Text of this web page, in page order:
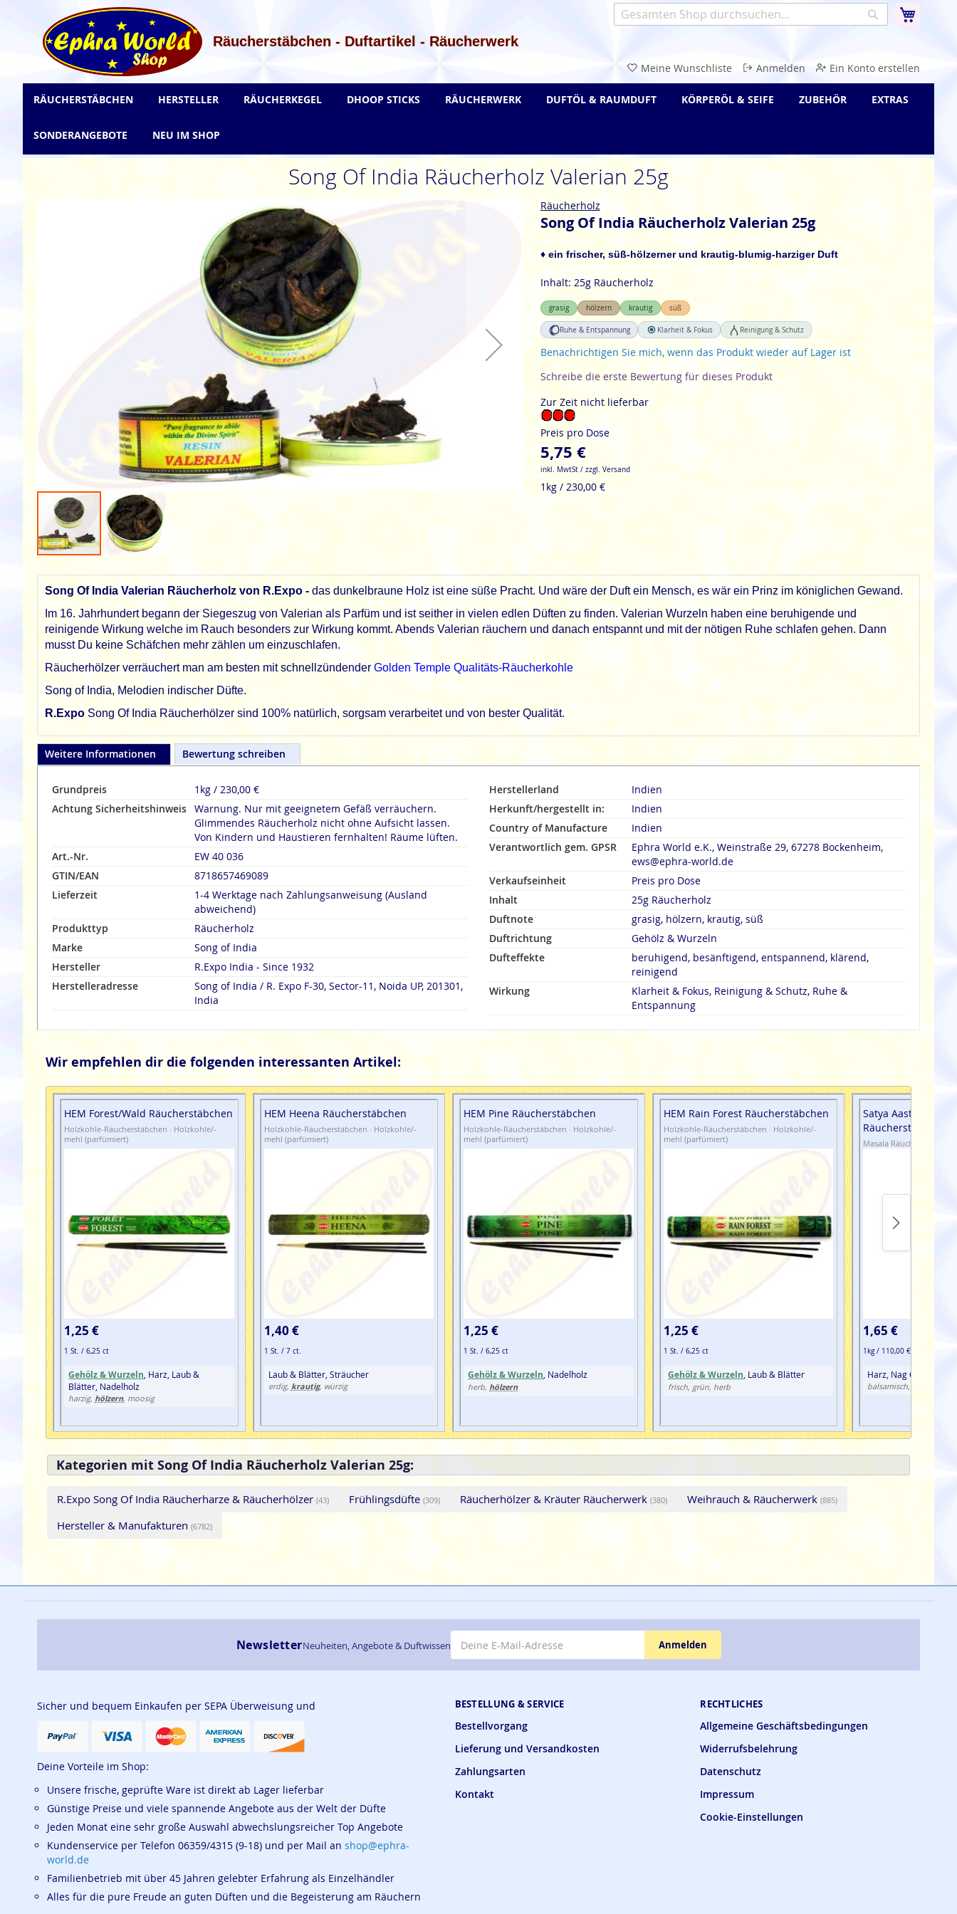
Suche
Räucherstäbchen - Duftartikel - Räucherwerk
Meine Wunschliste Anmelden Ein Konto erstellen
Inhalt
springen
Song Of India Räucherholz Valerian 25g
Anfang
der
Bildgalerie
springen
Räucherholz
Song Of India Räucherholz Valerian 25g
♦ ein frischer, süß-hölzerner und krautig-blumig-harziger Duft
Inhalt: 25g Räucherholz
grasig hölzern krautig süß
Ruhe & Entspannung Klarheit & Fokus Reinigung & Schutz
Benachrichtigen Sie mich, wenn das Produkt wieder auf Lager ist
Schreibe die erste Bewertung für dieses Produkt
Zur Zeit nicht lieferbar
Preis pro Dose
5,75 €
inkl. MwtSt / zzgl. Versand
1kg / 230,00 €
Song Of India Valerian Räucherholz von R.Expo - das dunkelbraune Holz ist eine süße Pracht. Und wäre der Duft ein Mensch, es wär ein Prinz im königlichen Gewand.
Im 16. Jahrhundert begann der Siegeszug von Valerian als Parfüm und ist seither in vielen edlen Düften zu finden. Valerian Wurzeln haben eine beruhigende und
reinigende Wirkung welche im Rauch besonders zur Wirkung kommt. Abends Valerian räuchern und danach entspannt und mit der nötigen Ruhe schlafen gehen. Dann
musst Du keine Schäfchen mehr zählen um einzuschlafen.
Räucherhölzer verräuchert man am besten mit schnellzündender Golden Temple Qualitäts-Räucherkohle
Song of India, Melodien indischer Düfte.
R.Expo Song Of India Räucherhölzer sind 100% natürlich, sorgsam verarbeitet und von bester Qualität.
Weitere Informationen
Grundpreis
1kg / 230,00 €
Achtung Sicherheitshinweis Warnung. Nur mit geeignetem Gefäß verräuchern.
Glimmendes Räucherholz nicht ohne Aufsicht lassen.
Von Kindern und Haustieren fernhalten! Räume lüften.
Art.-Nr.
EW 40 036
GTIN/EAN
8718657469089
Lieferzeit
1-4 Werktage nach Zahlungsanweisung (Ausland
abweichend)
Produkttyp
Räucherholz
Marke
Song of India
Hersteller
R.Expo India - Since 1932
Herstelleradresse
Song of India / R. Expo F-30, Sector-11, Noida UP, 201301,
India
Herstellerland
Indien
Herkunft/hergestellt in:
Indien
Country of Manufacture
Indien
Verantwortlich gem. GPSR
Ephra World e.K., Weinstraße 29, 67278 Bockenheim,
ews@ephra-world.de
Verkaufseinheit
Preis pro Dose
Inhalt
25g Räucherholz
Duftnote
grasig, hölzern, krautig, süß
Duftrichtung
Gehölz & Wurzeln
Dufteffekte
beruhigend, besänftigend, entspannend, klärend,
reinigend
Wirkung
Klarheit & Fokus, Reinigung & Schutz, Ruhe &
Entspannung
Bewertung schreiben
Wir empfehlen dir die folgenden interessanten Artikel:
HEM Forest/Wald Räucherstäbchen
Holzkohle-Räucherstäbchen · Holzkohle/-
mehl (parfümiert)
1,25 €
1 St. / 6,25 ct
Gehölz & Wurzeln , Harz, Laub &
Blätter, Nadelholz
harzig, hölzern, moosig
HEM Heena Räucherstäbchen
Holzkohle-Räucherstäbchen · Holzkohle/-
mehl (parfümiert)
1,40 €
1 St. / 7 ct.
Laub & Blätter, Sträucher
erdig, krautig, würzig
HEM Pine Räucherstäbchen
Holzkohle-Räucherstäbchen · Holzkohle/-
mehl (parfümiert)
1,25 €
1 St. / 6,25 ct
Gehölz & Wurzeln , Nadelholz
herb, hölzern
HEM Rain Forest Räucherstäbchen
Holzkohle-Räucherstäbchen · Holzkohle/-
mehl (parfümiert)
1,25 €
1 St. / 6,25 ct
Gehölz & Wurzeln , Laub & Blätter
frisch, grün, herb
Satya Aastha
Räucherstäbchen
Masala Räucherstäbchen
1,65 €
1kg / 110,00 €
Harz, Nag Champa,
balsamisch, harzig,
Kategorien mit Song Of India Räucherholz Valerian 25g:
R.Expo Song Of India Räucherharze & Räucherhölzer (43) Frühlingsdüfte (309) Räucherhölzer & Kräuter Räucherwerk (380) Weihrauch & Räucherwerk (885)
Hersteller & Manufakturen (6782)
RÄUCHERSTÄBCHEN HERSTELLER RÄUCHERKEGEL DHOOP STICKS RÄUCHERWERK DUFTÖL & RAUMDUFT KÖRPERÖL & SEIFE ZUBEHÖR EXTRAS
SONDERANGEBOTE NEU IM SHOP
BESTELLUNG & SERVICE
Bestellvorgang
Lieferung und Versandkosten
Zahlungsarten
Kontakt
RECHTLICHES
Allgemeine Geschäftsbedingungen
Widerrufsbelehrung
Datenschutz
Impressum
Cookie-Einstellungen
NewsletterNeuheiten, Angebote & Duftwissen Anmelden
Sicher und bequem Einkaufen per SEPA Überweisung und
Deine Vorteile im Shop:
Unsere frische, geprüfte Ware ist direkt ab Lager lieferbar
Günstige Preise und viele spannende Angebote aus der Welt der Düfte
Jeden Monat eine sehr große Auswahl abwechslungsreicher Top Angebote
Kundenservice per Telefon 06359/4315 (9-18) und per Mail an shop@ephra-
world.de
Familienbetrieb mit über 45 Jahren gelebter Erfahrung als Einzelhändler
Alles für die pure Freude an guten Düften und die Begeisterung am Räuchern